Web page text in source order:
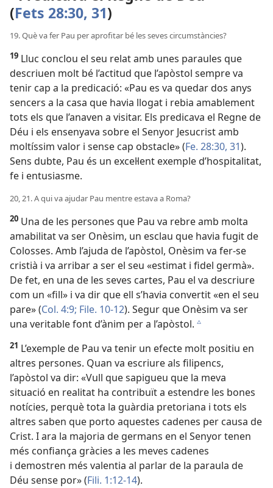
(Fets 28:30, 31)
19. Què va fer Pau per aprofitar bé les seves circumstàncies?
19 Lluc conclou el seu relat amb unes paraules que
descriuen molt bé l’actitud que l’apòstol sempre va
tenir cap a la predicació: «Pau es va quedar dos anys
sencers a la casa que havia llogat i rebia amablement
tots els que l’anaven a visitar. Els predicava el Regne de
Déu i els ensenyava sobre el Senyor Jesucrist amb
moltíssim valor i sense cap obstacle» (Fe. 28:30, 31).
Sens dubte, Pau és un excel·lent exemple d’hospitalitat,
fe i entusiasme.
20, 21. A qui va ajudar Pau mentre estava a Roma?
20 Una de les persones que Pau va rebre amb molta
amabilitat va ser Onèsim, un esclau que havia fugit de
Colosses. Amb l’ajuda de l’apòstol, Onèsim va fer-se
cristià i va arribar a ser el seu «estimat i fidel germà».
De fet, en una de les seves cartes, Pau el va descriure
com un «fill» i va dir que ell s’havia convertit «en el seu
pare» (Col. 4:9; File. 10-12). Segur que Onèsim va ser
una veritable font d’ànim per a l’apòstol. c
21 L’exemple de Pau va tenir un efecte molt positiu en
altres persones. Quan va escriure als filipencs,
l’apòstol va dir: «Vull que sapigueu que la meva
situació en realitat ha contribuït a estendre les bones
notícies, perquè tota la guàrdia pretoriana i tots els
altres saben que porto aquestes cadenes per causa de
Crist. I ara la majoria de germans en el Senyor tenen
més confiança gràcies a les meves cadenes
i demostren més valentia al parlar de la paraula de
Déu sense por» (Fili. 1:12-14).